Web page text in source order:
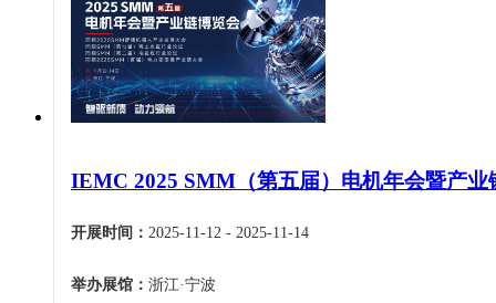
安徽
福建
江西
山东
湖北
湖南
广西
机床工具
建材机械
暖通空调
起重机械
物流仓储
烟草机械
医疗设备
4月
5月
6月
7月
9月
10月
12月
IEMC 2025 SMM（第五届）电机年会暨产业
开展时间： 2025-11-12 - 2025-11-14
举办展馆： 浙江·宁波